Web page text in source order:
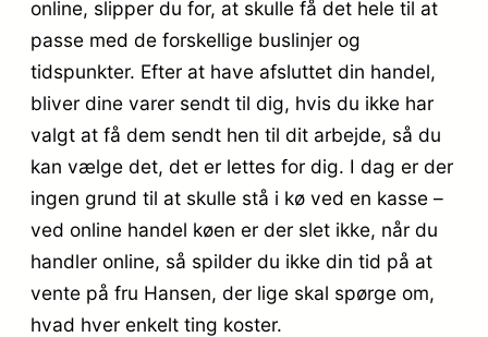
online, slipper du for, at skulle få det hele til at
passe med de forskellige buslinjer og
tidspunkter. Efter at have afsluttet din handel,
bliver dine varer sendt til dig, hvis du ikke har
valgt at få dem sendt hen til dit arbejde, så du
kan vælge det, det er lettes for dig. I dag er der
ingen grund til at skulle stå i kø ved en kasse –
ved online handel køen er der slet ikke, når du
handler online, så spilder du ikke din tid på at
vente på fru Hansen, der lige skal spørge om,
hvad hver enkelt ting koster.